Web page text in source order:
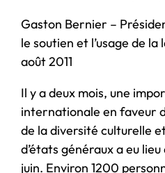
Gaston Bernier –
le soutien et l’usage de
août 2011
Il y a deux mois, une
internationale en faveur
de la diversité culturelle
d’états généraux a eu lieu
juin. Environ 1200